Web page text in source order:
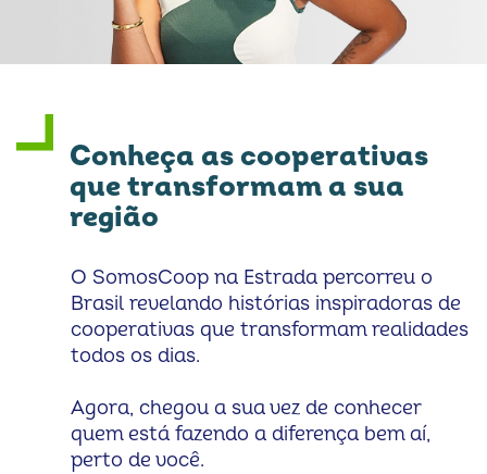
Conheça as cooperativas
que transformam a sua
região
O SomosCoop na Estrada percorreu o
Brasil revelando histórias inspiradoras de
cooperativas que transformam realidades
todos os dias.
Agora, chegou a sua vez de conhecer
quem está fazendo a diferença bem aí,
perto de você.